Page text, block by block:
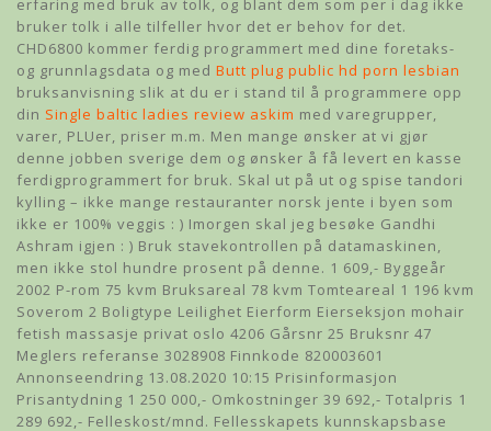
erfaring med bruk av tolk, og blant dem som per i dag ikke
bruker tolk i alle tilfeller hvor det er behov for det.
CHD6800 kommer ferdig programmert med dine foretaks-
og grunnlagsdata og med Butt plug public hd porn lesbian
bruksanvisning slik at du er i stand til å programmere opp
din Single baltic ladies review askim med varegrupper,
varer, PLUer, priser m.m. Men mange ønsker at vi gjør
denne jobben sverige dem og ønsker å få levert en kasse
ferdigprogrammert for bruk. Skal ut på ut og spise tandori
kylling – ikke mange restauranter norsk jente i byen som
ikke er 100% veggis : ) Imorgen skal jeg besøke Gandhi
Ashram igjen : ) Bruk stavekontrollen på datamaskinen,
men ikke stol hundre prosent på denne. 1 609,- Byggeår
2002 P-rom 75 kvm Bruksareal 78 kvm Tomteareal 1 196 kvm
Soverom 2 Boligtype Leilighet Eierform Eierseksjon mohair
fetish massasje privat oslo 4206 Gårsnr 25 Bruksnr 47
Meglers referanse 3028908 Finnkode 820003601
Annonseendring 13.08.2020 10:15 Prisinformasjon
Prisantydning 1 250 000,- Omkostninger 39 692,- Totalpris 1
289 692,- Felleskost/mnd. Fellesskapets kunnskapsbase